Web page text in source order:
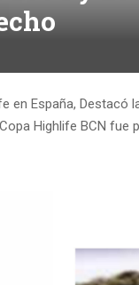
en España, Destacó
Highlife BCN fue